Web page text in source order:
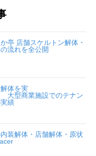
亭 店舗スケルトン解体・
流れを全公開
体を実
設でのテナン
績
装解体・店舗解体・原状